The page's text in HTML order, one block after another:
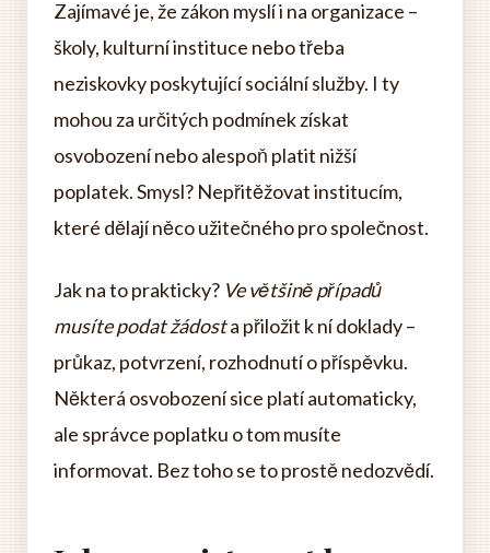
Zajímavé je, že zákon myslí i na organizace –
školy, kulturní instituce nebo třeba
neziskovky poskytující sociální služby. I ty
mohou za určitých podmínek získat
osvobození nebo alespoň platit nižší
poplatek. Smysl? Nepřitěžovat institucím,
které dělají něco užitečného pro společnost.
Jak na to prakticky? Ve většině případů
musíte podat žádosta přiložit k ní doklady –
průkaz, potvrzení, rozhodnutí o příspěvku.
Některá osvobození sice platí automaticky,
ale správce poplatku o tom musíte
informovat. Bez toho se to prostě nedozvědí.